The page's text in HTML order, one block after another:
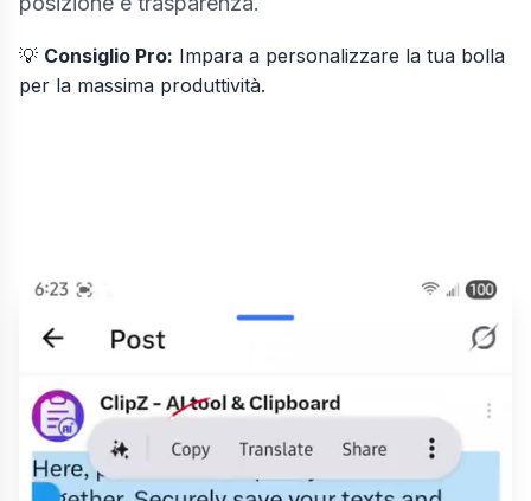
💡 Consiglio Pro: Impara a personalizzare la tua bolla
per la massima produttività.